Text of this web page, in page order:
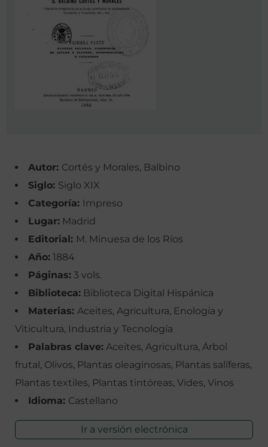
Autor: Cortés y Morales, Balbino
Siglo: Siglo XIX
Categoría: Impreso
Lugar: Madrid
Editorial: M. Minuesa de los Ríos
Año: 1884
Páginas: 3 vols.
Biblioteca: Biblioteca Digital Hispánica
Materias: Aceites, Agricultura, Enología y
Viticultura, Industria y Tecnología
Palabras clave: Aceites, Agricultura, Árbol
frutal, Olivos, Plantas oleaginosas, Plantas salíferas,
Plantas textiles, Plantas tintóreas, Vides, Vinos
Idioma: Castellano
Ir a versión electrónica